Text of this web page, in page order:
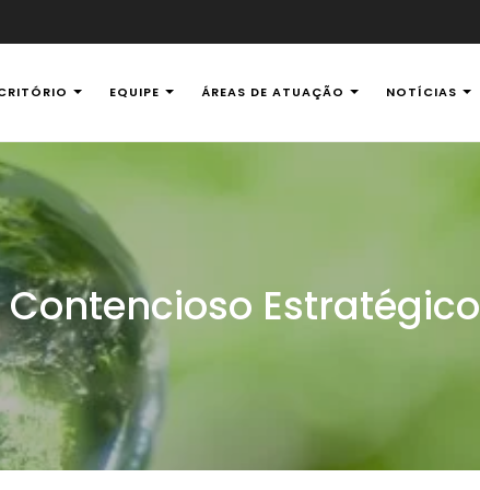
Ambiental
EQUIPE ÁREAS DE ATUAÇÃO NOTÍCIAS
Contencioso Estratégico